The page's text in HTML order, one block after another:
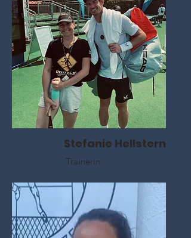
Stefanie Hellstern
Trainerin